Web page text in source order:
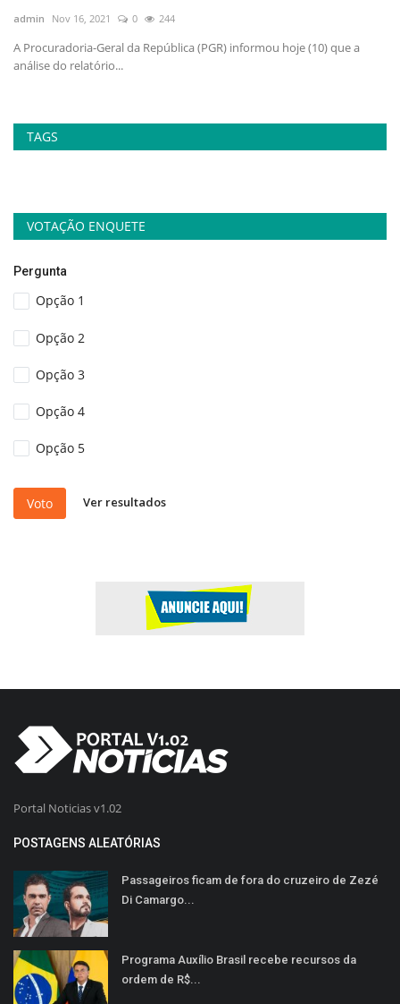
admin Nov 16, 2021 0 244
A Procuradoria-Geral da República (PGR) informou hoje (10) que a
análise do relatório...
TAGS
VOTAÇÃO ENQUETE
Pergunta
Opção 1
Opção 2
Opção 3
Opção 4
Opção 5
Voto Ver resultados
Portal Noticias v1.02
POSTAGENS ALEATÓRIAS
Passageiros ficam de fora do cruzeiro de Zezé
Di Camargo...
Programa Auxílio Brasil recebe recursos da
ordem de R$...